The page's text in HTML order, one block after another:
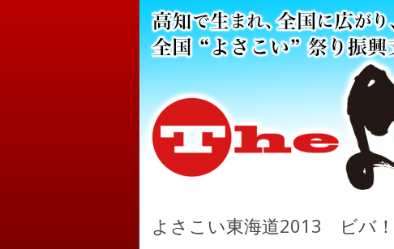
よさこい東海道2013 ビバ